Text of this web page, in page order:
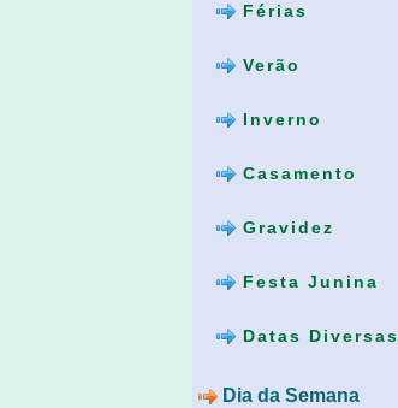
Férias
Verão
Inverno
Casamento
Gravidez
Festa Junina
Datas Diversas
Dia da Semana